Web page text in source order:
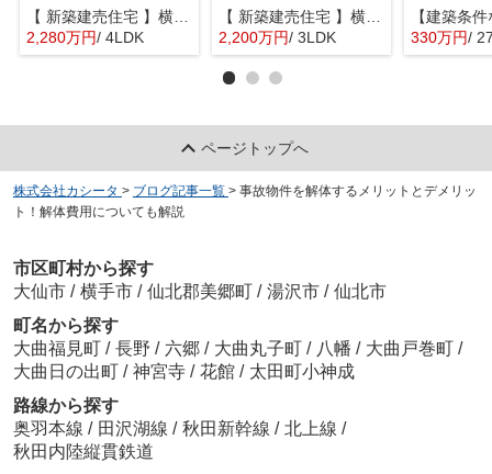
【 新築建売住宅 】横手市八幡字長者町No58 横手北小学校区のオール電化 4LDK
2,280万円/ 4LDK
【 新築建売住宅 】横手市八幡字長者町No50 横手北小学校区のオール電化 3LDK
2,200万円/ 3LDK 330万円/
ページトップへ
株式会社カシータ > ブログ記事一覧 > 事故物件を解体するメリットとデメリッ
ト！解体費用についても解説
市区町村から探す
大仙市 / 横手市 / 仙北郡美郷町 / 湯沢市 / 仙北市
町名から探す
大曲福見町 / 長野 / 六郷 / 大曲丸子町 / 八幡 / 大曲戸巻町 /
大曲日の出町 / 神宮寺 / 花館 / 太田町小神成
路線から探す
奥羽本線 / 田沢湖線 / 秋田新幹線 / 北上線 /
秋田内陸縦貫鉄道